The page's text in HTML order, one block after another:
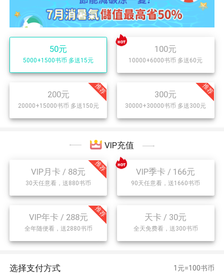
50元
5000+1500书币 多送15元
100元
10000+6000书币 多送60元
200元
20000+15000书币 多送150元
300元
30000+30000书币 多送300元
VIP充值
VIP月卡 / 88元
30天任意看，送880书币
VIP季卡 / 166元
90天任意看，送1660书币
VIP年卡 / 288元
全年随便看，送2880书币
天卡 / 30元
全天免费看，送300书币
选择支付方式 1元=100书币